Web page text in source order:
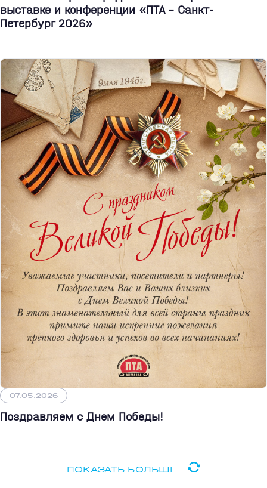
выставке и конференции «ПТА – Санкт-
Петербург 2026»
07.05.2026
Поздравляем с Днем Победы!
ПОКАЗАТЬ БОЛЬШЕ